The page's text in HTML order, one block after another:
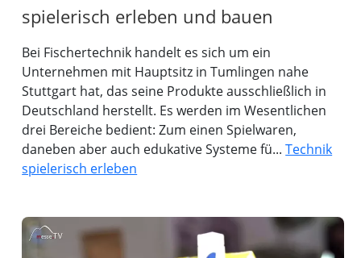
spielerisch erleben und bauen
Bei Fischertechnik handelt es sich um ein
Unternehmen mit Hauptsitz in Tumlingen nahe
Stuttgart hat, das seine Produkte ausschließlich in
Deutschland herstellt. Es werden im Wesentlichen
drei Bereiche bedient: Zum einen Spielwaren,
daneben aber auch edukative Systeme fü...Technik
spielerisch erleben